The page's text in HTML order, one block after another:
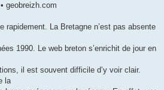
geobreizh.com
rapidement. La Bretagne n’est pas absente
1990. Le web breton s’enrichit de jour en
il est souvent difficile d’y voir clair.
la